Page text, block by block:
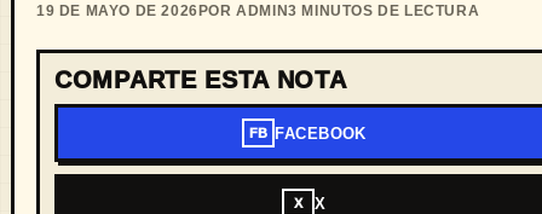
19 DE MAYO DE 2026 POR ADMIN3 MINUTOS DE LECTURA
COMPARTE ESTA NOTA
FB FACEBOOK
X X